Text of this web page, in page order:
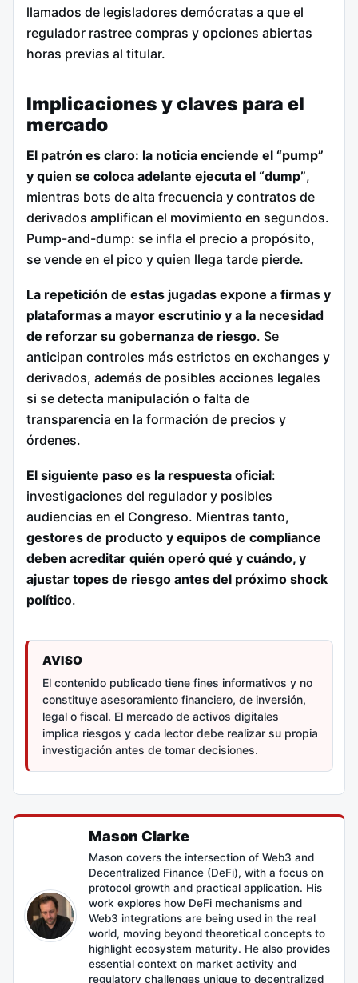
llamados de legisladores demócratas a que el
regulador rastree compras y opciones abiertas
horas previas al titular.
Implicaciones y claves para el
mercado
El patrón es claro: la noticia enciende el “pump”
y quien se coloca adelante ejecuta el “dump”,
mientras bots de alta frecuencia y contratos de
derivados amplifican el movimiento en segundos.
Pump-and-dump: se infla el precio a propósito,
se vende en el pico y quien llega tarde pierde.
La repetición de estas jugadas expone a firmas y
plataformas a mayor escrutinio y a la necesidad
de reforzar su gobernanza de riesgo. Se
anticipan controles más estrictos en exchanges y
derivados, además de posibles acciones legales
si se detecta manipulación o falta de
transparencia en la formación de precios y
órdenes.
El siguiente paso es la respuesta oficial:
investigaciones del regulador y posibles
audiencias en el Congreso. Mientras tanto,
gestores de producto y equipos de compliance
deben acreditar quién operó qué y cuándo, y
ajustar topes de riesgo antes del próximo shock
político.
AVISO
El contenido publicado tiene fines informativos y no
constituye asesoramiento financiero, de inversión,
legal o fiscal. El mercado de activos digitales
implica riesgos y cada lector debe realizar su propia
investigación antes de tomar decisiones.
Mason Clarke
Mason covers the intersection of Web3 and
Decentralized Finance (DeFi), with a focus on
protocol growth and practical application. His
work explores how DeFi mechanisms and
Web3 integrations are being used in the real
world, moving beyond theoretical concepts to
highlight ecosystem maturity. He also provides
essential context on market activity and
regulatory challenges unique to decentralized